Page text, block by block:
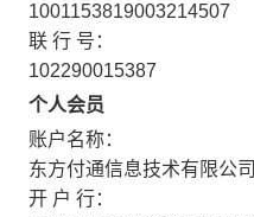
1001153819003214507
联 行 号：
102290015387
个人会员
账户名称：
东方付通信息技术有限公司
开 户 行：